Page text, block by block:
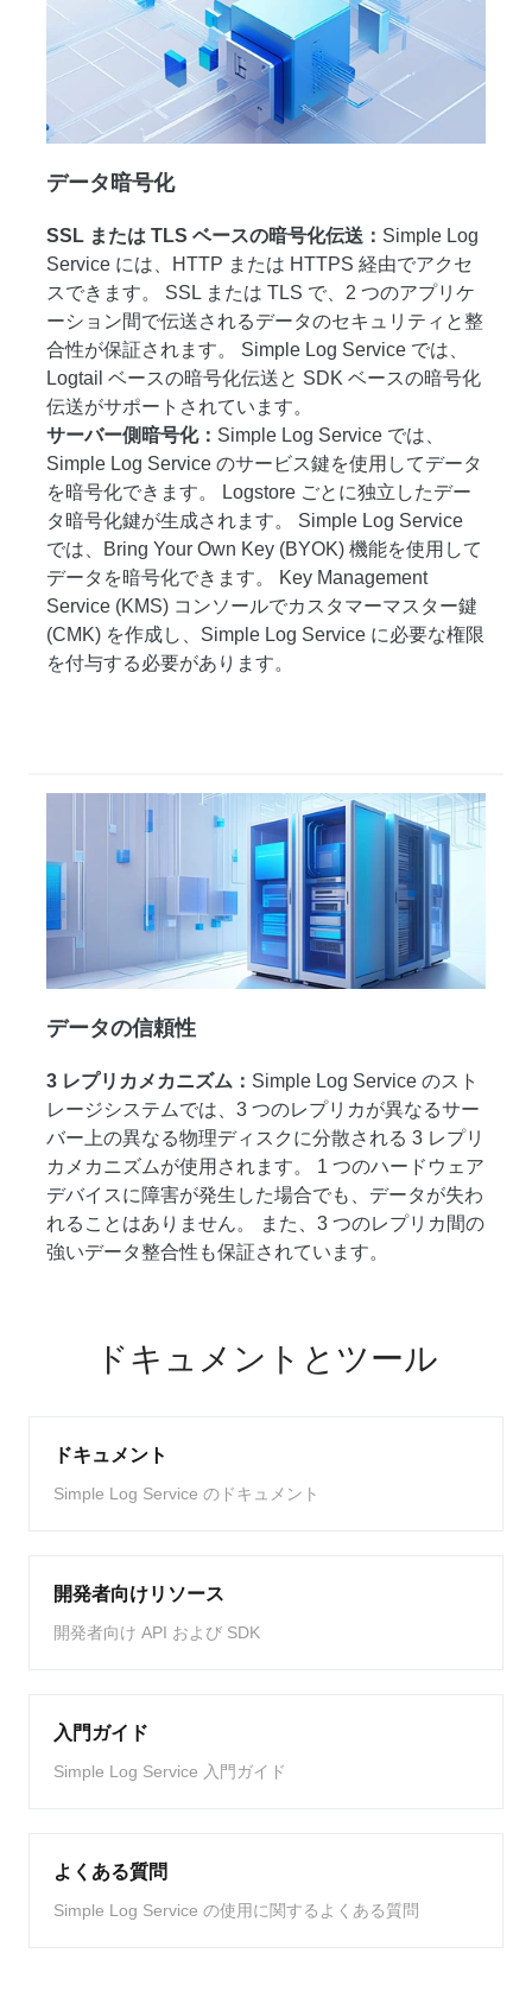
データ暗号化
SSL または TLS ベースの暗号化伝送： Simple Log
Service には、HTTP または HTTPS 経由でアクセ
スできます。 SSL または TLS で、2 つのアプリケ
ーション間で伝送されるデータのセキュリティと整
合性が保証されます。 Simple Log Service では、
Logtail ベースの暗号化伝送と SDK ベースの暗号化
伝送がサポートされています。
サーバー側暗号化： Simple Log Service では、
Simple Log Service のサービス鍵を使用してデータ
を暗号化できます。 Logstore ごとに独立したデー
タ暗号化鍵が生成されます。 Simple Log Service
では、Bring Your Own Key (BYOK) 機能を使用して
データを暗号化できます。 Key Management
Service (KMS) コンソールでカスタマーマスター鍵
(CMK) を作成し、Simple Log Service に必要な権限
を付与する必要があります。
データの信頼性
3 レプリカメカニズム： Simple Log Service のスト
レージシステムでは、3 つのレプリカが異なるサー
バー上の異なる物理ディスクに分散される 3 レプリ
カメカニズムが使用されます。 1 つのハードウェア
デバイスに障害が発生した場合でも、データが失わ
れることはありません。 また、3 つのレプリカ間の
強いデータ整合性も保証されています。
ドキュメントとツール
ドキュメント
Simple Log Service のドキュメント
開発者向けリソース
開発者向け API および SDK
入門ガイド
Simple Log Service 入門ガイド
よくある質問
Simple Log Service の使用に関するよくある質問